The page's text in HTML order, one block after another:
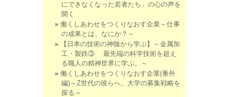
にできなくなった若者たち」の心の声を
開く
働くしあわせをつくりなおす企業～仕事
の成果とは、なにか？～
【日本の技術の神髄から学ぶ】～金属加
工・製鉄③ 最先端の科学技術を超え
る職人の精神世界に学ぶ。～
働くしあわせをつくりなおす企業(番外
編)～Z世代の彼らへ。大学の募集戦略を
探る～